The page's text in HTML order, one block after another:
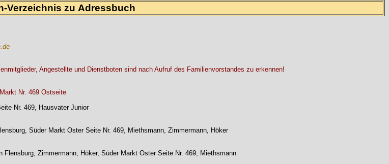
Verzeichnis zu Adressbuch
Angestellte und Dienstboten sind nach Aufruf des Familienvorstandes zu erkennen!
Nr. 469 Ostseite
Nr. 469, Hausvater Junior
Süder Markt Oster Seite Nr. 469, Miethsmann, Zimmermann, Höker
Zimmermann, Höker, Süder Markt Oster Seite Nr. 469, Miethsmann